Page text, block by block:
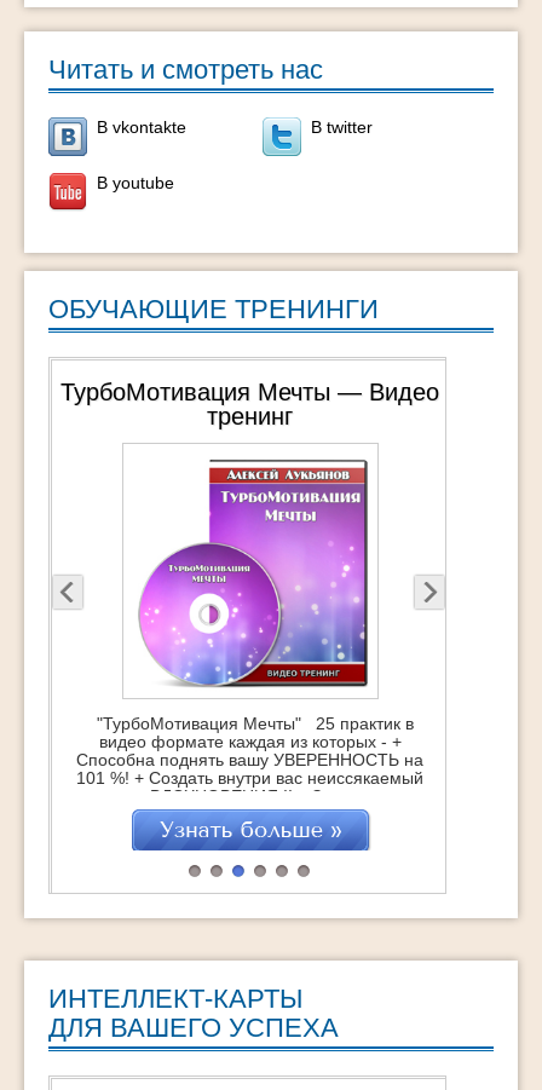
Читать и смотреть нас
В vkontakte В twitter
В youtube
ОБУЧАЮЩИЕ ТРЕНИНГИ
ТурбоМотивация Мечты — Видео
тренинг
"ТурбоМотивация Мечты" 25 практик в
видео формате каждая из которых - +
Способна поднять вашу УВЕРЕННОСТЬ на
101 %! + Создать внутри вас неиссякаемый
источник ВДОХНОВЕНИЯ !! + Зажечь супер-
мотивацию на достижение Мечты !!!
"ТурбоМотивация Мечты" это : 25
практических техник, которые помогут
навсегда обрести Вдохновение Обретение
ИНТЕЛЛЕКТ-КАРТЫ
ДЛЯ ВАШЕГО УСПЕХА